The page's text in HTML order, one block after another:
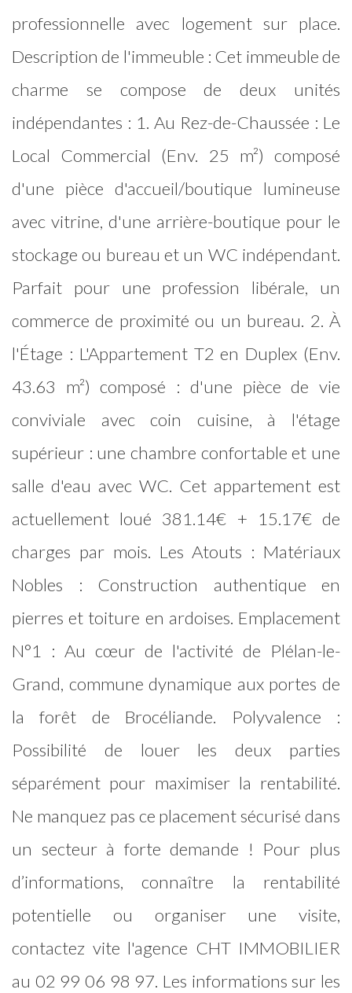
professionnelle avec logement sur place.
Description de l'immeuble : Cet immeuble de
charme se compose de deux unités
indépendantes : 1. Au Rez-de-Chaussée : Le
Local Commercial (Env. 25 m²) composé
d'une pièce d'accueil/boutique lumineuse
avec vitrine, d'une arrière-boutique pour le
stockage ou bureau et un WC indépendant.
Parfait pour une profession libérale, un
commerce de proximité ou un bureau. 2. À
l'Étage : L'Appartement T2 en Duplex (Env.
43.63 m²) composé : d'une pièce de vie
conviviale avec coin cuisine, à l'étage
supérieur : une chambre confortable et une
salle d'eau avec WC. Cet appartement est
actuellement loué 381.14€ + 15.17€ de
charges par mois. Les Atouts : Matériaux
Nobles : Construction authentique en
pierres et toiture en ardoises. Emplacement
N°1 : Au cœur de l'activité de Plélan-le-
Grand, commune dynamique aux portes de
la forêt de Brocéliande. Polyvalence :
Possibilité de louer les deux parties
séparément pour maximiser la rentabilité.
Ne manquez pas ce placement sécurisé dans
un secteur à forte demande ! Pour plus
d’informations, connaître la rentabilité
potentielle ou organiser une visite,
contactez vite l'agence CHT IMMOBILIER
au 02 99 06 98 97. Les informations sur les